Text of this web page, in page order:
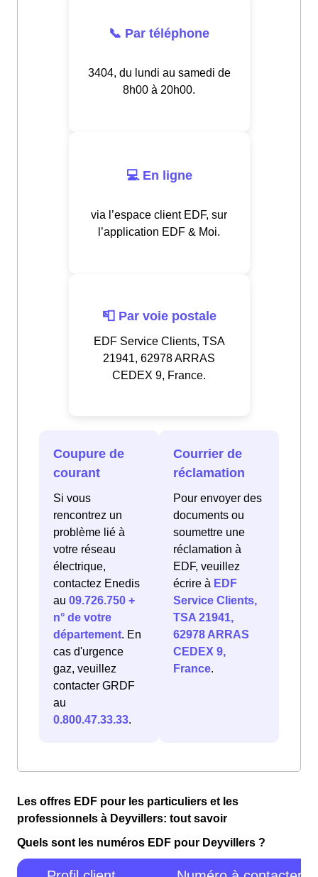
📞 Par téléphone
3404, du lundi au samedi de
8h00 à 20h00.
💻 En ligne
via l’espace client EDF, sur
l’application EDF & Moi.
📮 Par voie postale
EDF Service Clients, TSA
21941, 62978 ARRAS
CEDEX 9, France.
Coupure de
courant
Si vous
rencontrez un
problème lié à
votre réseau
électrique,
contactez Enedis
au 09.726.750 +
n° de votre
département. En
cas d'urgence
gaz, veuillez
contacter GRDF
au
0.800.47.33.33.
Courrier de
réclamation
Pour envoyer des
documents ou
soumettre une
réclamation à
EDF, veuillez
écrire à EDF
Service Clients,
TSA 21941,
62978 ARRAS
CEDEX 9,
France.
Les offres EDF pour les particuliers et les
professionnels à Deyvillers: tout savoir
Quels sont les numéros EDF pour Deyvillers ?